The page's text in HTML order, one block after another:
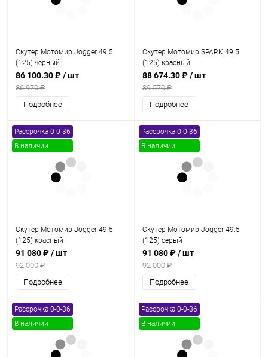
Скутер Мотомир Jogger 49.5
(125) чёрный
86 100.30 ₽/ шт
86 970 ₽
Подробнее
Скутер Мотомир SPARK 49.5
(125) красный
88 674.30 ₽/ шт
89 570 ₽
Подробнее
Рассрочка 0-0-36
В наличии
Скутер Мотомир Jogger 49.5
(125) красный
91 080 ₽/ шт
92 000 ₽
Подробнее
Рассрочка 0-0-36
В наличии
Скутер Мотомир Jogger 49.5
(125) серый
91 080 ₽/ шт
92 000 ₽
Подробнее
Рассрочка 0-0-36
В наличии
Рассрочка 0-0-36
В наличии